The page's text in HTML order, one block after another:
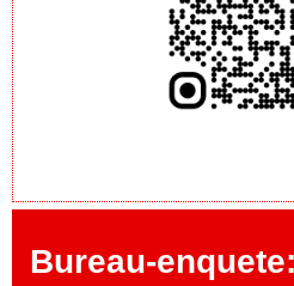
Bureau-enquete: